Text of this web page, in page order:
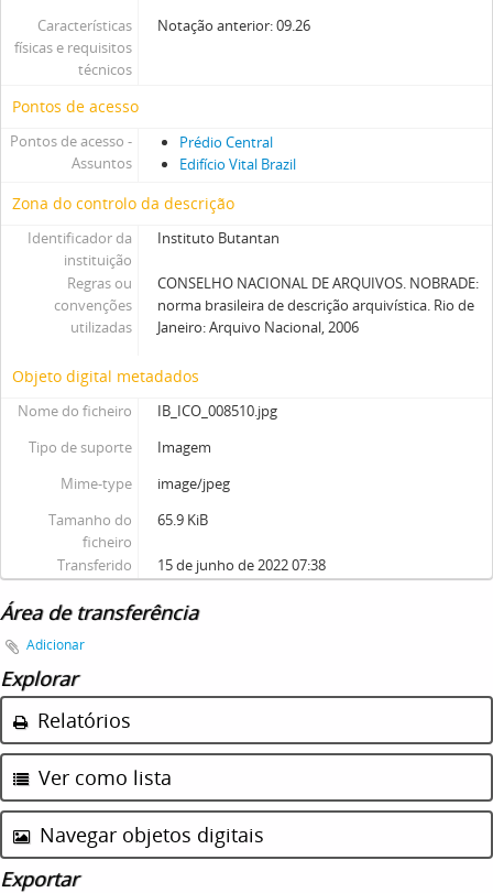
Características
físicas e requisitos
técnicos
Notação anterior: 09.26
Pontos de acesso
Pontos de acesso -
Assuntos
Prédio Central
Edifício Vital Brazil
Zona do controlo da descrição
Identificador da
instituição
Instituto Butantan
Regras ou
convenções
utilizadas
CONSELHO NACIONAL DE ARQUIVOS. NOBRADE:
norma brasileira de descrição arquivística. Rio de
Janeiro: Arquivo Nacional, 2006
Objeto digital metadados
Nome do ficheiro
IB_ICO_008510.jpg
Tipo de suporte
Imagem
Mime-type
image/jpeg
Tamanho do
ficheiro
65.9 KiB
Transferido 15 de junho de 2022 07:38
Área de transferência
Adicionar
Explorar
Relatórios
Ver como lista
Navegar objetos digitais
Exportar